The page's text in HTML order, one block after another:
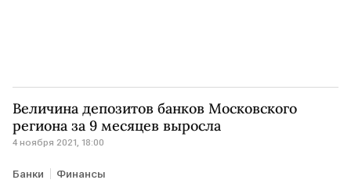
Величина депозитов банков Московского
региона за 9 месяцев выросла
4 ноября 2021, 18:00
Банки Финансы